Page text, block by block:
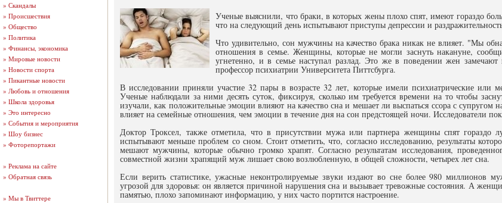
» Скандалы
» Происшествия
» Общество
» Политика
» Финансы, экономика
» Мировые новости
» Новости спорта
» Пикантные новости
» Любовь и отношения
» Школа здоровья
» Это интересно
» События и мероприятия
» Шоу бизнес
» Фоторепортажи
» Реклама на сайте
» Обратная связь
» Мы в Твиттере
Ученые выяснили, что браки, в которых жены плохо спят, имеют гораздо
что на следующий день испытывают приступы депрессии и
Что удивительно, сон мужчины на качество брака никак не влияет. "Мы
отношения в семье. Женщины, которые не могли заснуть накануне,
угнетенно, и в семье наступал разлад. Это же в поведении жен
профессор психиатрии Университета Питтсбурга.
В исследовании приняли участие 32 пары в возрасте 32 лет, которые имели психиатрические или
Ученые наблюдали за ними десять суток, фиксируя, сколько им требуется времени на то чтобы
изучали, как положительные эмоции влияют на качество сна и мешает ли выспаться ссора с супругом
влияет на семейные отношения, чем эмоции в течение дня на сон предстоящей ночи. Исследователи
Доктор Троксел, также отметила, что в присутствии мужа или партнера женщины спят гораздо
испытывают меньше проблем со сном. Стоит отметить, что, согласно исследованию, результаты
мешают мужчины, которые обычно громко храпят. Согласно результатам исследования,
совместной жизни храпящий муж лишает свою возлюбленную, в общей сложности, четырех лет сна.
Если верить статистике, ужасные неконтролируемые звуки издают во сне более 980 миллионов
угрозой для здоровья: он является причиной нарушения сна и вызывает тревожные состояния. А
памятью, плохо запоминают информацию, у них часто портится настроение.